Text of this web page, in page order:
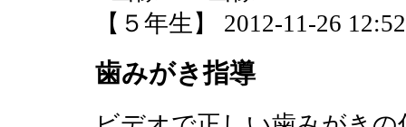
【５年生】 2012-11-26
歯みがき指導